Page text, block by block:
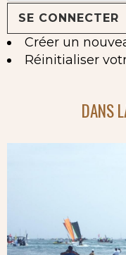
Créer un
Réinitialiser
DANS